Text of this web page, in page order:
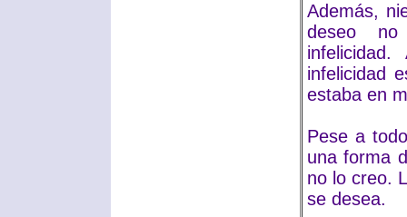
Además,
deseo no
infelicidad
estaba en
Pese a
una forma
no lo creo.
se desea.